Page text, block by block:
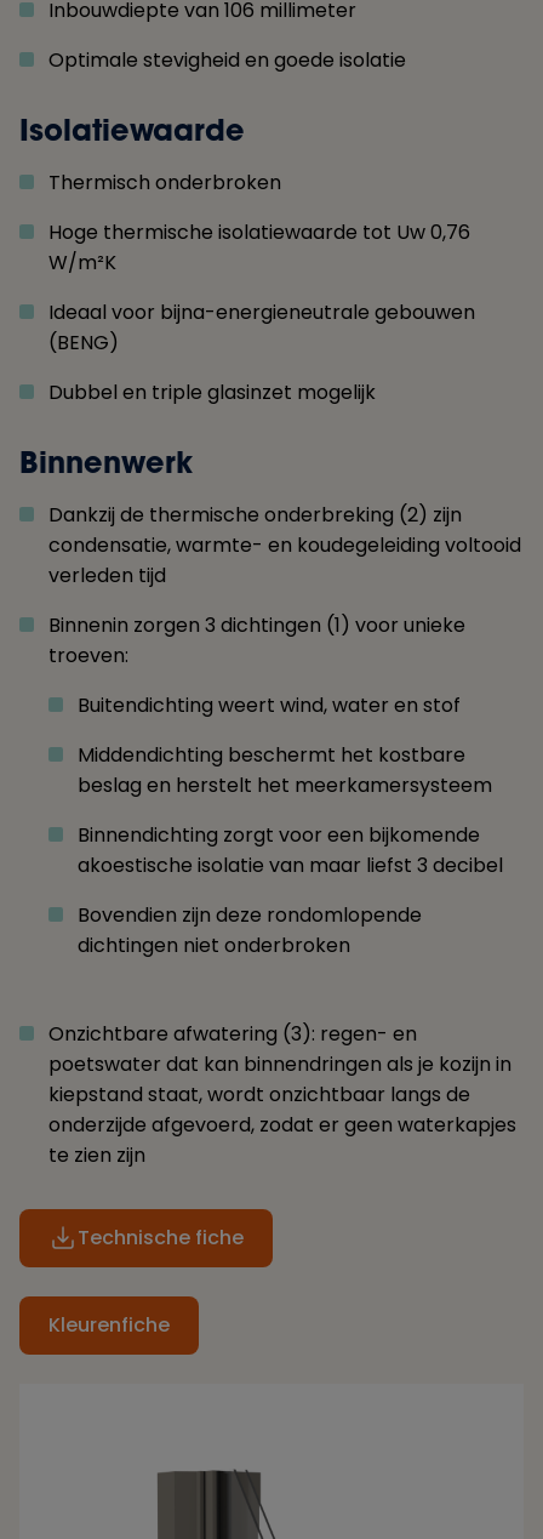
Inbouwdiepte van 106 millimeter
Optimale stevigheid en goede isolatie
Isolatiewaarde
Thermisch onderbroken
Hoge thermische isolatiewaarde tot Uw 0,76
W/m²K
Ideaal voor bijna-energieneutrale gebouwen
(BENG)
Dubbel en triple glasinzet mogelijk
Binnenwerk
Dankzij de thermische onderbreking (2) zijn
condensatie, warmte- en koudegeleiding voltooid
verleden tijd
Binnenin zorgen 3 dichtingen (1) voor unieke
troeven:
Buitendichting weert wind, water en stof
Middendichting beschermt het kostbare
beslag en herstelt het meerkamersysteem
Binnendichting zorgt voor een bijkomende
akoestische isolatie van maar liefst 3 decibel
Bovendien zijn deze rondomlopende
dichtingen niet onderbroken
Onzichtbare afwatering (3): regen- en
poetswater dat kan binnendringen als je kozijn in
kiepstand staat, wordt onzichtbaar langs de
onderzijde afgevoerd, zodat er geen waterkapjes
te zien zijn
Technische fiche
Kleurenfiche